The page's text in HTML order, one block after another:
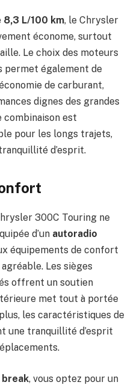
8,3 L/100 km, le Chrysler
économe, surtout
Le choix des moteurs
permet également de
de carburant,
dignes des grandes
combinaison est
pour les longs trajets,
d’esprit.
300C Touring ne
d’un autoradio
équipements de confort
Les sièges
offrent un soutien
met tout à portée
les caractéristiques de
une tranquillité d’esprit
, vous optez pour un